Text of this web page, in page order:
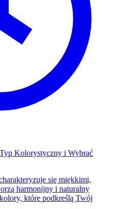
Kolorystyczny i Wybrać
się miękkimi,
harmonijny i naturalny
które podkreślą Twój